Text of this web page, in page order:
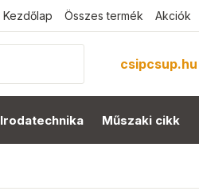
Kezdőlap Összes termék Akciók
csipcsup.hu
Irodatechnika Műszaki cikk